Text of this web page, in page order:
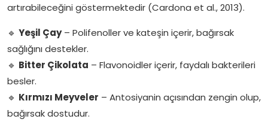
artırabileceğini göstermektedir (Cardona et al., 2013).
🔹 Yeşil Çay– Polifenoller ve kateşin içerir, bağırsak
sağlığını destekler.
🔹 Bitter Çikolata – Flavonoidler içerir, faydalı bakterileri
besler.
🔹 Kırmızı Meyveler – Antosiyanin açısından zengin olup,
bağırsak dostudur.